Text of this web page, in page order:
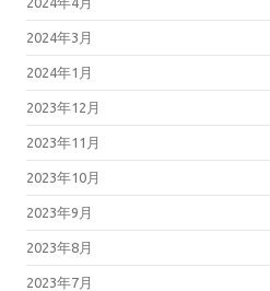
2024年3月
2024年1月
2023年12月
2023年11月
2023年10月
2023年9月
2023年8月
2023年7月